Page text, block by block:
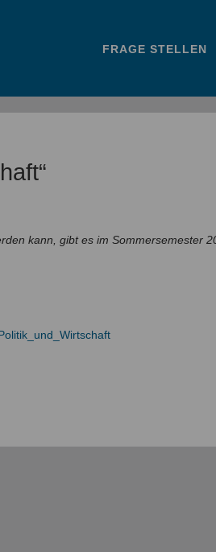
springen
FRAGE STELLEN
kann, gibt es im Sommersemester